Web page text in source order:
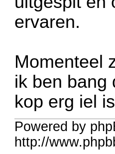
ervaren.
Momenteel
ik ben bang
kop erg iel
Powered by
http://